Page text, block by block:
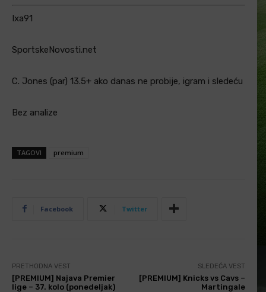
Ixa91
SportskeNovosti.net
C. Jones (par) 13.5+ ako danas ne probije, igram i sledeću
Bez analize
TAGOVI premium
Facebook Twitter
PRETHODNA VEST
[PREMIUM] Najava Premier
lige – 37. kolo (ponedeljak)
SLEDEĆA VEST
[PREMIUM] Knicks vs Cavs –
Martingale